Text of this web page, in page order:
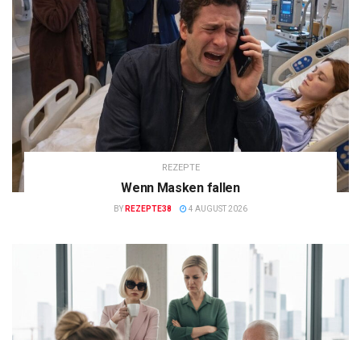
REZEPTE
Wenn Masken fallen
BY REZEPTE38 4 AUGUST 2026